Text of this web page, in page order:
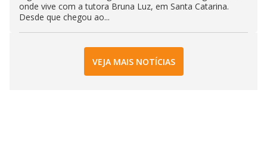
onde vive com a tutora Bruna Luz, em Santa Catarina.
Desde que chegou ao...
VEJA MAIS NOTÍCIAS